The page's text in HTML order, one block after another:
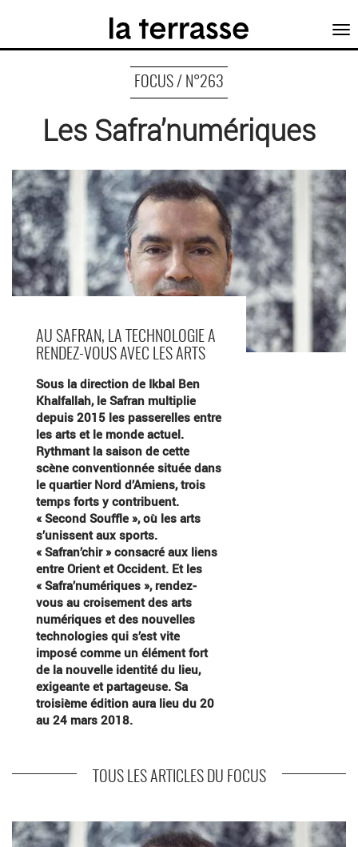
FOCUS / N°263
Les Safra’numériques
AU SAFRAN, LA TECHNOLOGIE A
RENDEZ-VOUS AVEC LES ARTS
Sous la direction de Ikbal Ben
Khalfallah, le Safran multiplie
depuis 2015 les passerelles entre
les arts et le monde actuel.
Rythmant la saison de cette
scène conventionnée située dans
le quartier Nord d’Amiens, trois
temps forts y contribuent.
« Second Souffle », où les arts
s’unissent aux sports.
« Safran’chir » consacré aux liens
entre Orient et Occident. Et les
« Safra’numériques », rendez-
vous au croisement des arts
numériques et des nouvelles
technologies qui s’est vite
imposé comme un élément fort
de la nouvelle identité du lieu,
exigeante et partageuse. Sa
troisième édition aura lieu du 20
au 24 mars 2018.
TOUS LES ARTICLES DU FOCUS